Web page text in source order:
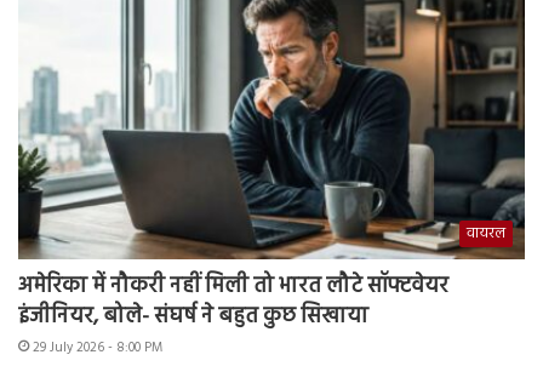
वायरल
अमेरिका में नौकरी नहीं मिली तो भारत लौटे सॉफ्टवेयर
इंजीनियर, बोले- संघर्ष ने बहुत कुछ सिखाया
29 July 2026 - 8:00 PM